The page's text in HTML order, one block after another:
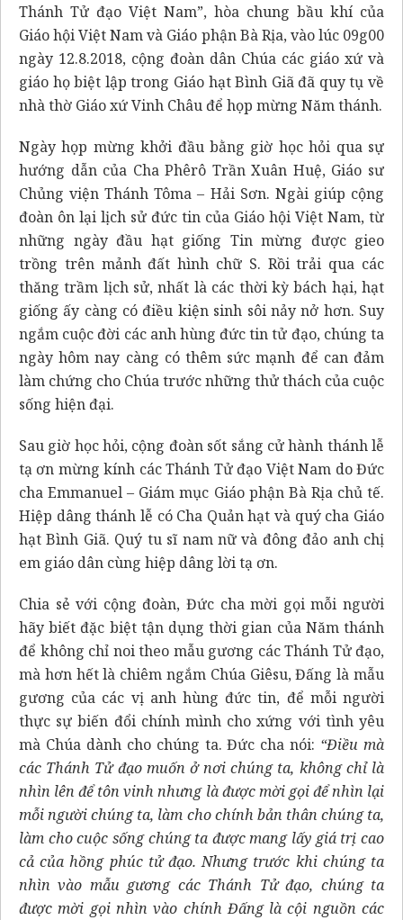
Thánh Tử đạo Việt Nam”, hòa chung bầu khí của
Giáo hội Việt Nam và Giáo phận Bà Rịa, vào lúc 09g00
ngày 12.8.2018, cộng đoàn dân Chúa các giáo xứ và
giáo họ biệt lập trong Giáo hạt Bình Giã đã quy tụ về
nhà thờ Giáo xứ Vinh Châu để họp mừng Năm thánh.
Ngày họp mừng khởi đầu bằng giờ học hỏi qua sự
hướng dẫn của Cha Phêrô Trần Xuân Huệ, Giáo sư
Chủng viện Thánh Tôma – Hải Sơn. Ngài giúp cộng
đoàn ôn lại lịch sử đức tin của Giáo hội Việt Nam, từ
những ngày đầu hạt giống Tin mừng được gieo
trồng trên mảnh đất hình chữ S. Rồi trải qua các
thăng trầm lịch sử, nhất là các thời kỳ bách hại, hạt
giống ấy càng có điều kiện sinh sôi nảy nở hơn. Suy
ngắm cuộc đời các anh hùng đức tin tử đạo, chúng ta
ngày hôm nay càng có thêm sức mạnh để can đảm
làm chứng cho Chúa trước những thử thách của cuộc
sống hiện đại.
Sau giờ học hỏi, cộng đoàn sốt sắng cử hành thánh lễ
tạ ơn mừng kính các Thánh Tử đạo Việt Nam do Đức
cha Emmanuel – Giám mục Giáo phận Bà Rịa chủ tế.
Hiệp dâng thánh lễ có Cha Quản hạt và quý cha Giáo
hạt Bình Giã. Quý tu sĩ nam nữ và đông đảo anh chị
em giáo dân cùng hiệp dâng lời tạ ơn.
Chia sẻ với cộng đoàn, Đức cha mời gọi mỗi người
hãy biết đặc biệt tận dụng thời gian của Năm thánh
để không chỉ noi theo mẫu gương các Thánh Tử đạo,
mà hơn hết là chiêm ngắm Chúa Giêsu, Đấng là mẫu
gương của các vị anh hùng đức tin, để mỗi người
thực sự biến đổi chính mình cho xứng với tình yêu
mà Chúa dành cho chúng ta. Đức cha nói: “Điều mà
các Thánh Tử đạo muốn ở nơi chúng ta, không chỉ là
nhìn lên để tôn vinh nhưng là được mời gọi để nhìn lại
mỗi người chúng ta, làm cho chính bản thân chúng ta,
làm cho cuộc sống chúng ta được mang lấy giá trị cao
cả của hồng phúc tử đạo. Nhưng trước khi chúng ta
nhìn vào mẫu gương các Thánh Tử đạo, chúng ta
được mời gọi nhìn vào chính Đấng là cội nguồn các